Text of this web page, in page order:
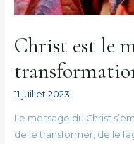
Christ est le
11 juillet 2023
Le message du Christ
de le transformer, de le